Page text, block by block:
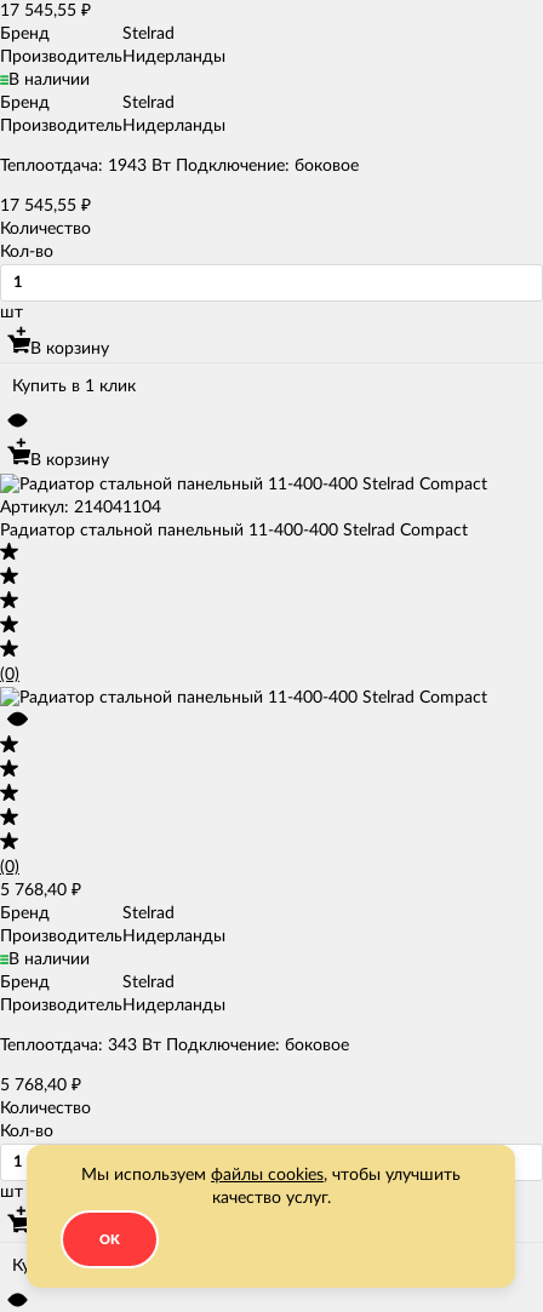
17 545,55 ₽
Бренд
Stelrad
ПроизводительНидерланды
В наличии
Бренд
Stelrad
ПроизводительНидерланды
Теплоотдача: 1943 Вт Подключение: боковое
17 545,55 ₽
Количество
Кол-во
шт
В корзину
Купить в 1 клик
В корзину
Артикул: 214041104
Радиатор стальной панельный 11-400-400 Stelrad Compact
(0)
(0)
5 768,40 ₽
Бренд
Stelrad
ПроизводительНидерланды
В наличии
Бренд
Stelrad
ПроизводительНидерланды
Теплоотдача: 343 Вт Подключение: боковое
5 768,40 ₽
Количество
Кол-во
шт
В корзину
Купить в 1 клик
Мы используемфайлы cookies, чтобы улучшить
качество услуг.
OK